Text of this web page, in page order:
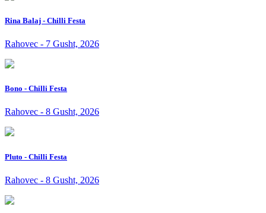
Rina Balaj - Chilli Festa
Rahovec - 7 Gusht, 2026
Bono - Chilli Festa
Rahovec - 8 Gusht, 2026
Pluto - Chilli Festa
Rahovec - 8 Gusht, 2026